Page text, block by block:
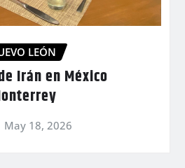
LEÓN
Irán en México
May 18, 2026